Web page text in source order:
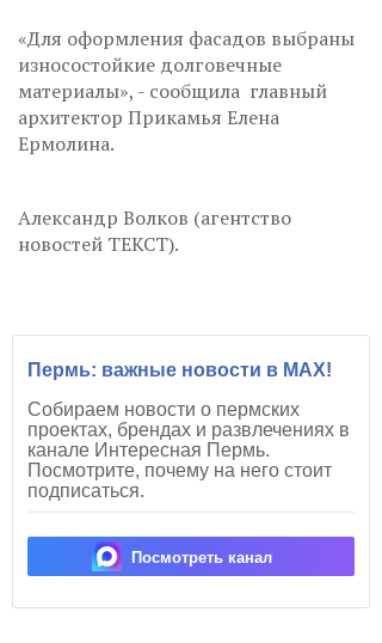
«Для оформления фасадов выбраны
износостойкие долговечные
материалы», - сообщила главный
архитектор Прикамья Елена
Ермолина.
Александр Волков (агентство
новостей ТЕКСТ).
Пермь: важные новости в MAX!
Собираем новости о пермских
проектах, брендах и развлечениях в
канале Интересная Пермь.
Посмотрите, почему на него стоит
подписаться.
Посмотреть канал